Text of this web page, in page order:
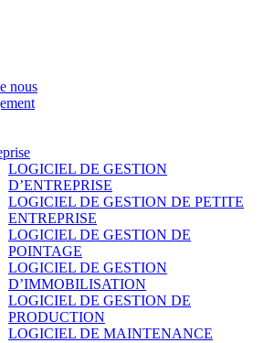
nous
LOGICIEL DE GESTION
D’ENTREPRISE
LOGICIEL DE GESTION DE PETITE
ENTREPRISE
LOGICIEL DE GESTION DE
POINTAGE
LOGICIEL DE GESTION
D’IMMOBILISATION
LOGICIEL DE GESTION DE
PRODUCTION
LOGICIEL DE MAINTENANCE